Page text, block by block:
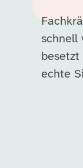
schnell
besetzt
echte